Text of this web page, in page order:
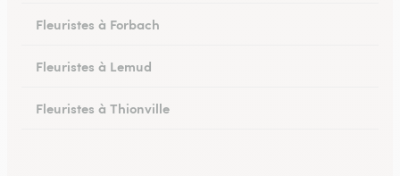
Fleuristes à Forbach
Fleuristes à Lemud
Fleuristes à Thionville